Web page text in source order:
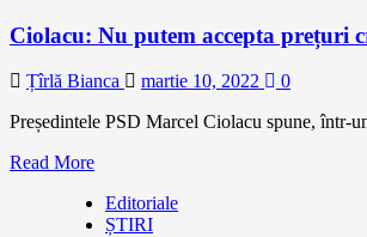
Ciolacu: Nu putem accepta prețuri
Țîrlă Bianca martie 10, 2022
0
Președintele PSD Marcel Ciolacu spune, într-
Read More
Editoriale
ȘTIRI